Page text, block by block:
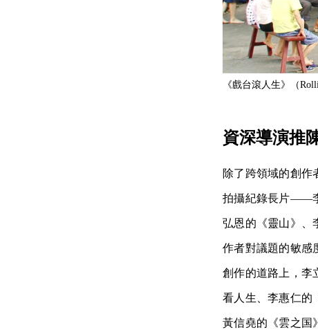
《戲台滾人生》（
資深導演推
除了跨領域的創作
拍攝紀錄長片——
弘恩的《靈山》、
作者對議題的敏感
創作的道路上，李
看人生、李惠仁的
黃信堯的《雲之国